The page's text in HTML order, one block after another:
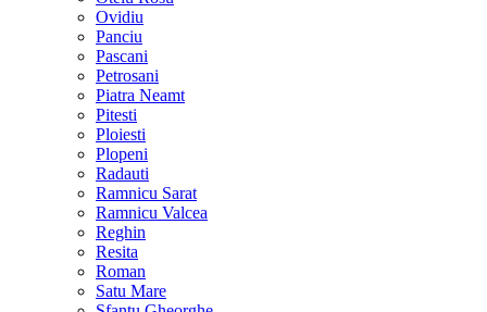
Ovidiu
Panciu
Pascani
Petrosani
Piatra Neamt
Pitesti
Ploiesti
Plopeni
Radauti
Ramnicu Sarat
Ramnicu Valcea
Reghin
Resita
Roman
Satu Mare